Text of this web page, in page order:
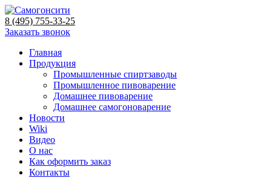
8 (495) 755-33-25
Заказать звонок
Главная
Продукция
Промышленные спиртзаводы
Промышленное пивоварение
Домашнее пивоварение
Домашнее самогоноварение
Новости
Wiki
Видео
О нас
Как оформить заказ
Контакты